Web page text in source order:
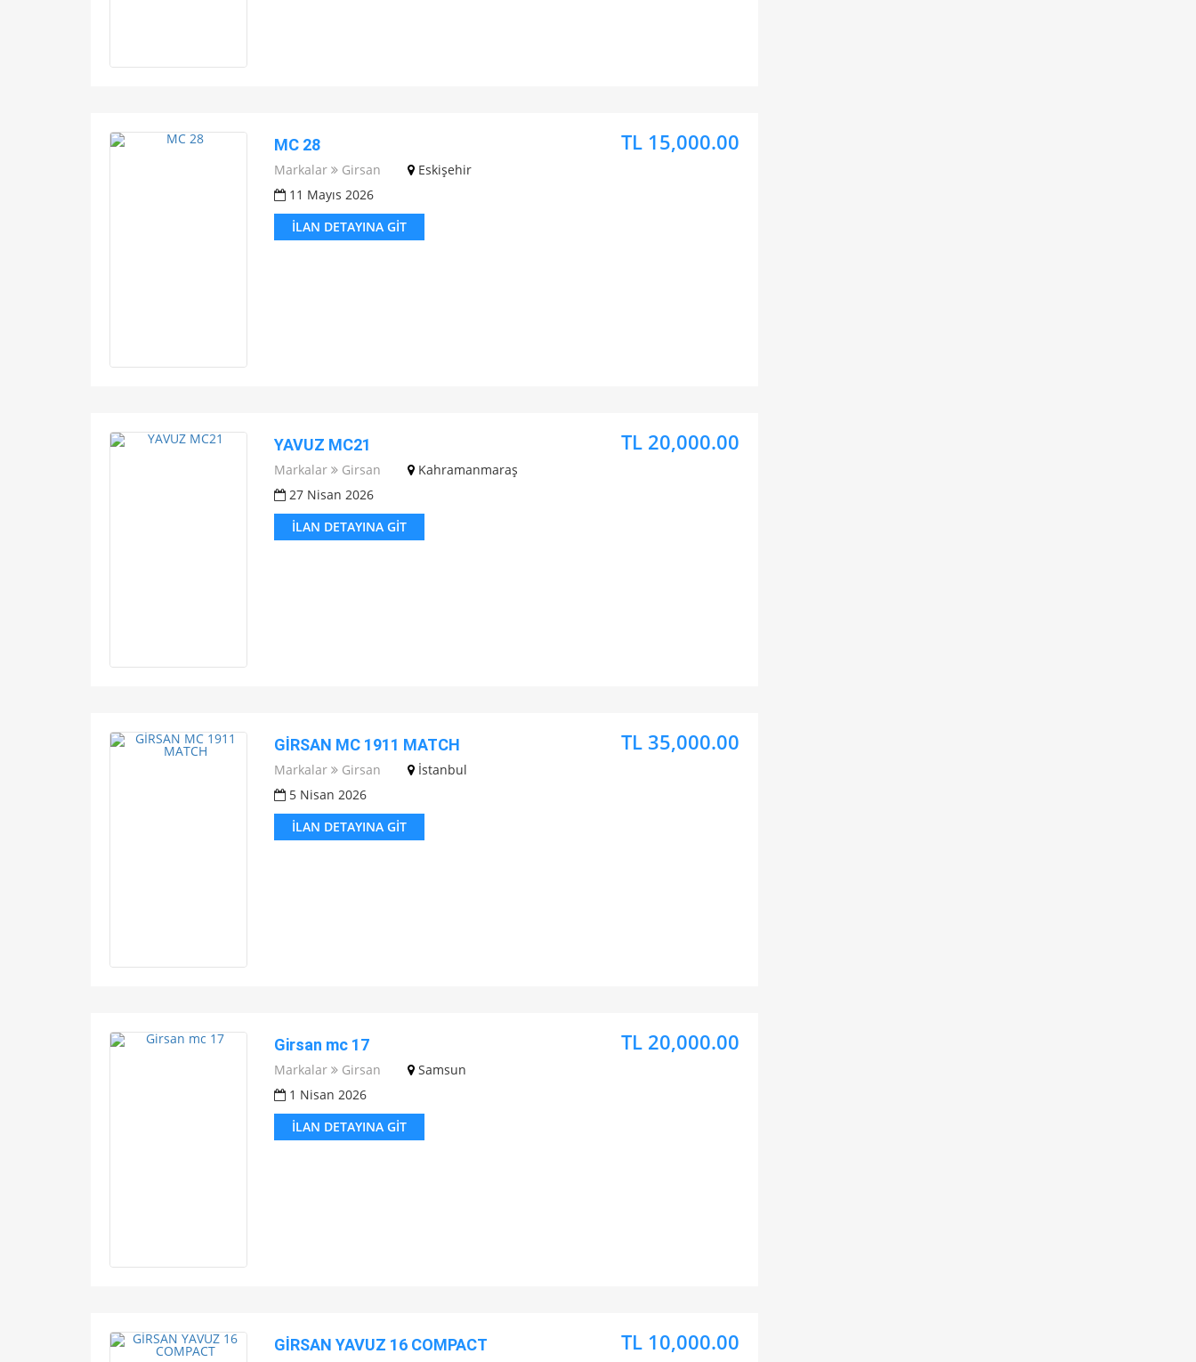
MC 28
Markalar Girsan
Eskişehir
11 Mayıs 2026
İLAN DETAYINA GIT
TL 15,000.00
YAVUZ MC21
Markalar Girsan
Kahramanmaraş
27 Nisan 2026
İLAN DETAYINA GIT
TL 20,000.00
GİRSAN MC 1911 MATCH
Markalar Girsan
İstanbul
5 Nisan 2026
İLAN DETAYINA GIT
TL 35,000.00
Girsan mc 17
Markalar Girsan
Samsun
1 Nisan 2026
İLAN DETAYINA GIT
TL 20,000.00
GİRSAN YAVUZ 16 COMPACT TL 10,000.00